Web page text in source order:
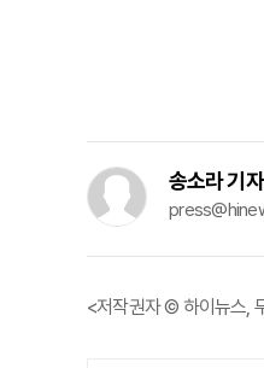
송소라 기자
<저작권자 © 하이뉴스,